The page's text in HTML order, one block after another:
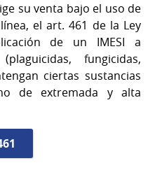
su venta bajo el uso de
el art. 461 de la Ley
de un IMESI a
fungicidas,
ciertas sustancias
de extremada y alta